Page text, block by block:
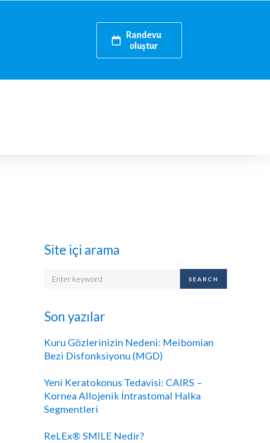
Randevu
oluştur
Site içi arama
SEARCH
Son yazılar
Kuru Gözlerinizin Nedeni: Meibomian
Bezi Disfonksiyonu (MGD)
Yeni Keratokonus Tedavisi: CAIRS –
Kornea Allojenik İntrastomal Halka
Segmentleri
ReLEx® SMILE Nedir?